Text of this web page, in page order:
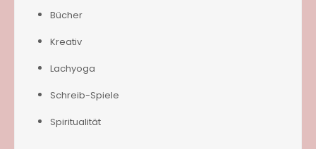
Bücher
Kreativ
Lachyoga
Schreib-Spiele
Spiritualität